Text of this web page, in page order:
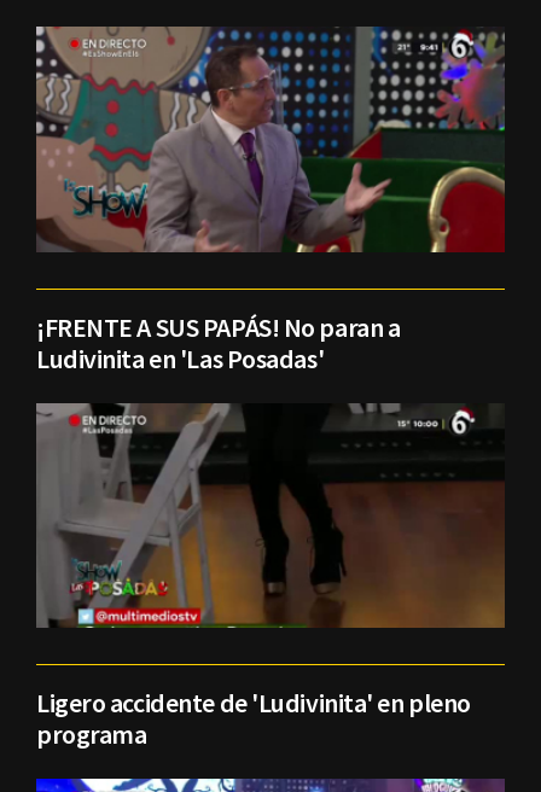
¡FRENTE A SUS PAPÁS! No paran a
Ludivinita en 'Las Posadas'
Ligero accidente de 'Ludivinita' en pleno
programa